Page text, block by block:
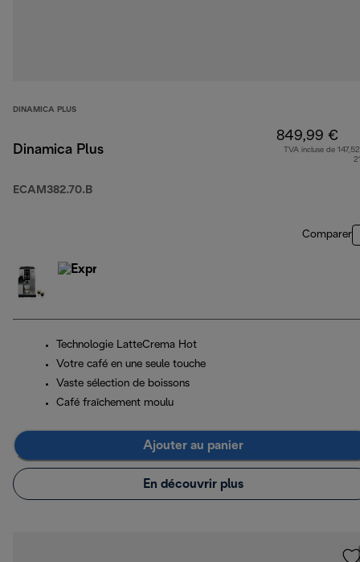
DINAMICA PLUS
Dinamica Plus
ECAM382.70.B
849,99 €
TVA incluse de
Comparer
Technologie LatteCrema Hot
Votre café en une seule touche
Vaste sélection de boissons
Café fraîchement moulu
Ajouter au panier
En découvrir plus